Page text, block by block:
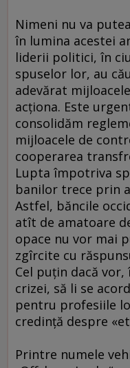
Nimeni nu va
în lumina acestei
liderii politici, în
spuselor lor, au
adevărat
acţiona. Este
consolidăm
mijloacele de
cooperarea
Lupta împotriva
banilor trece prin
Astfel, băncile
atît de amatoare
opace nu vor mai
zgîrcite cu
Cel puţin dacă vor,
crizei, să li se
pentru profesiile
credinţă despre
Printre numele